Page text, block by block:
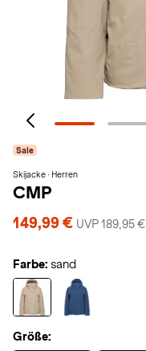
Sale
Skijacke · Herren
CMP
149,99 € UVP 189,95 €
Farbe: sand
Größe: